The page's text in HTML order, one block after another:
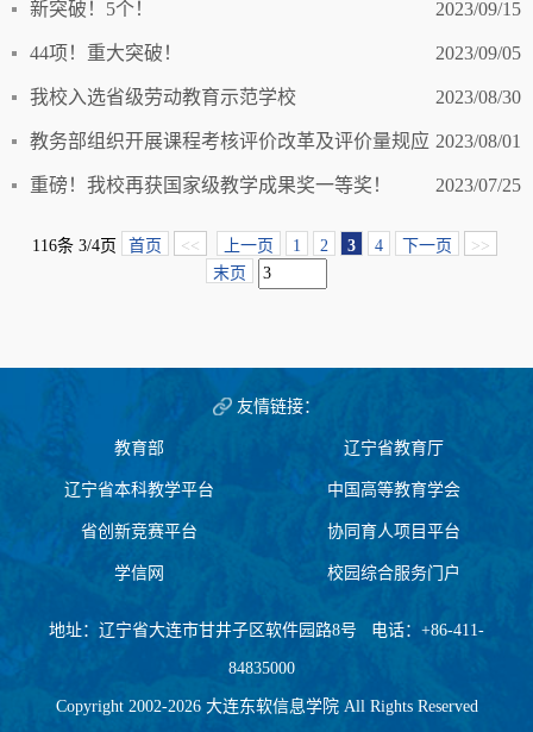
2023/09/15
新突破！5个！
2023/09/05
44项！重大突破！
2023/08/30
我校入选省级劳动教育示范学校
2023/08/01
教务部组织开展课程考核评价改革及评价量规应
用系列经验分享活动
2023/07/25
重磅！我校再获国家级教学成果奖一等奖！
116条 3/4页 首页 << 上一页 1 2 3 4 下一页
>>
末页
友情链接：
教育部 辽宁省教育厅
辽宁省本科教学平台 中国高等教育学会
省创新竞赛平台 协同育人项目平台
学信网 校园综合服务门户
地址：辽宁省大连市甘井子区软件园路8号 电话：+86-411-
84835000
Copyright 2002-2026 大连东软信息学院 All Rights Reserved